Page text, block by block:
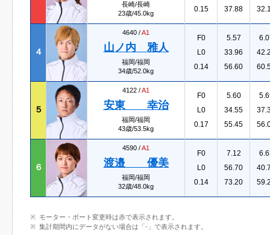
長崎/長崎
23歳/45.0kg
0.15
37.88
４
4640 /A1
山ノ内 雅人
福岡/福岡
34歳/52.0kg
F0
L0
0.14
5.57
33.96
56.60
５
4122 /A1
安東 幸治
福岡/福岡
43歳/53.5kg
F0
L0
0.17
5.60
34.55
55.45
６
4590 /A1
渡邉 優美
福岡/福岡
32歳/48.0kg
F0
L0
0.14
7.12
56.70
73.20
モーター・ボート変更時は赤で表示されます。
集計期間内にデータがない場合は「-」で表示されます。